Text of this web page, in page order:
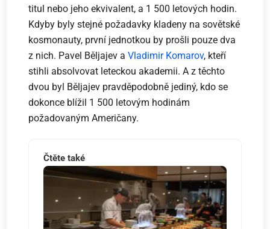
titul nebo jeho ekvivalent, a 1 500 letových hodin.
Kdyby byly stejné požadavky kladeny na sovětské
kosmonauty, první jednotkou by prošli pouze dva
z nich. Pavel Běljajev aVladimir Komarov, kteří
stihli absolvovat leteckou akademii. A z těchto
dvou byl Běljajev pravděpodobně jediný, kdo se
dokonce blížil 1 500 letovým hodinám
požadovaným Američany.
Čtěte také